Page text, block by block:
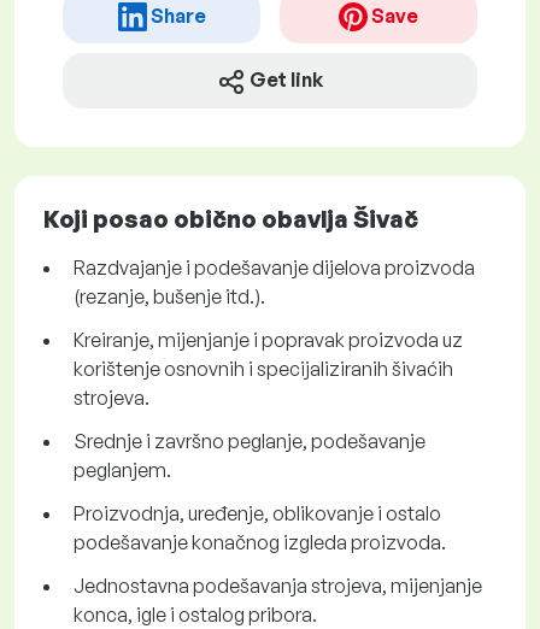
Share Save
Get link
Koji posao obično obavlja Šivač
Razdvajanje i podešavanje dijelova proizvoda
(rezanje, bušenje itd.).
Kreiranje, mijenjanje i popravak proizvoda uz
korištenje osnovnih i specijaliziranih šivaćih
strojeva.
Srednje i završno peglanje, podešavanje
peglanjem.
Proizvodnja, uređenje, oblikovanje i ostalo
podešavanje konačnog izgleda proizvoda.
Jednostavna podešavanja strojeva, mijenjanje
konca, igle i ostalog pribora.